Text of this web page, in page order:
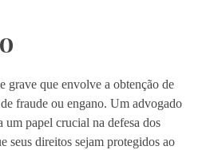
grave que envolve a obtenção de
fraude ou engano. Um advogado
um papel crucial na defesa dos
seus direitos sejam protegidos ao